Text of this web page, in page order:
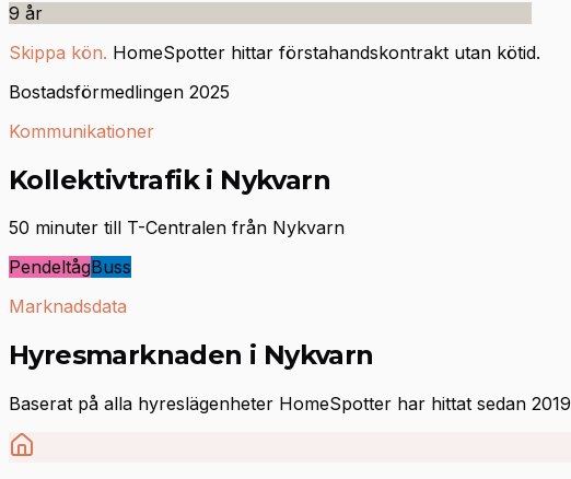
9 år
Skippa kön. HomeSpotter hittar förstahandskontrakt utan kötid.
Bostadsförmedlingen 2025
Kommunikationer
Kollektivtrafik i Nykvarn
50 minuter till T-Centralen från Nykvarn
PendeltågBuss
Marknadsdata
Hyresmarknaden i Nykvarn
Baserat på alla hyreslägenheter HomeSpotter har hittat sedan 2019